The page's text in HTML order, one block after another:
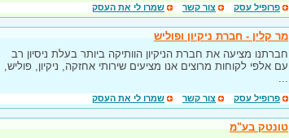
פרופיל עסק צור קשר שמרו לי את העסק
מר קלין - חברת ניקיון ופוליש
חברתנו מציעה את חברת הניקיון הוותיקה ביותר בעלת ניסיון רב
עם אלפי לקוחות מרוצים אנו מציעים שירותי אחזקה, ניקיון, פוליש,
...
פרופיל עסק צור קשר שמרו לי את העסק
טונטק בע"מ